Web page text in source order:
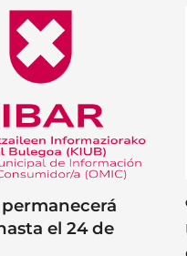
permanecerá
el 24 de